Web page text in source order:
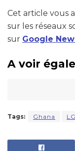
Cet article vous
sur les réseaux
sur Google
A voir
Tags: Ghana